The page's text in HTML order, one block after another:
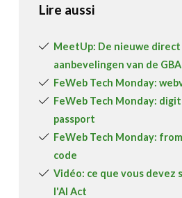
Lire aussi
MeetUp: De nieuwe
aanbevelingen van de GBA
FeWeb Tech Monday:
FeWeb Tech Monday:
passport
FeWeb Tech Monday:
code
Vidéo: ce que vous devez
l'AI Act